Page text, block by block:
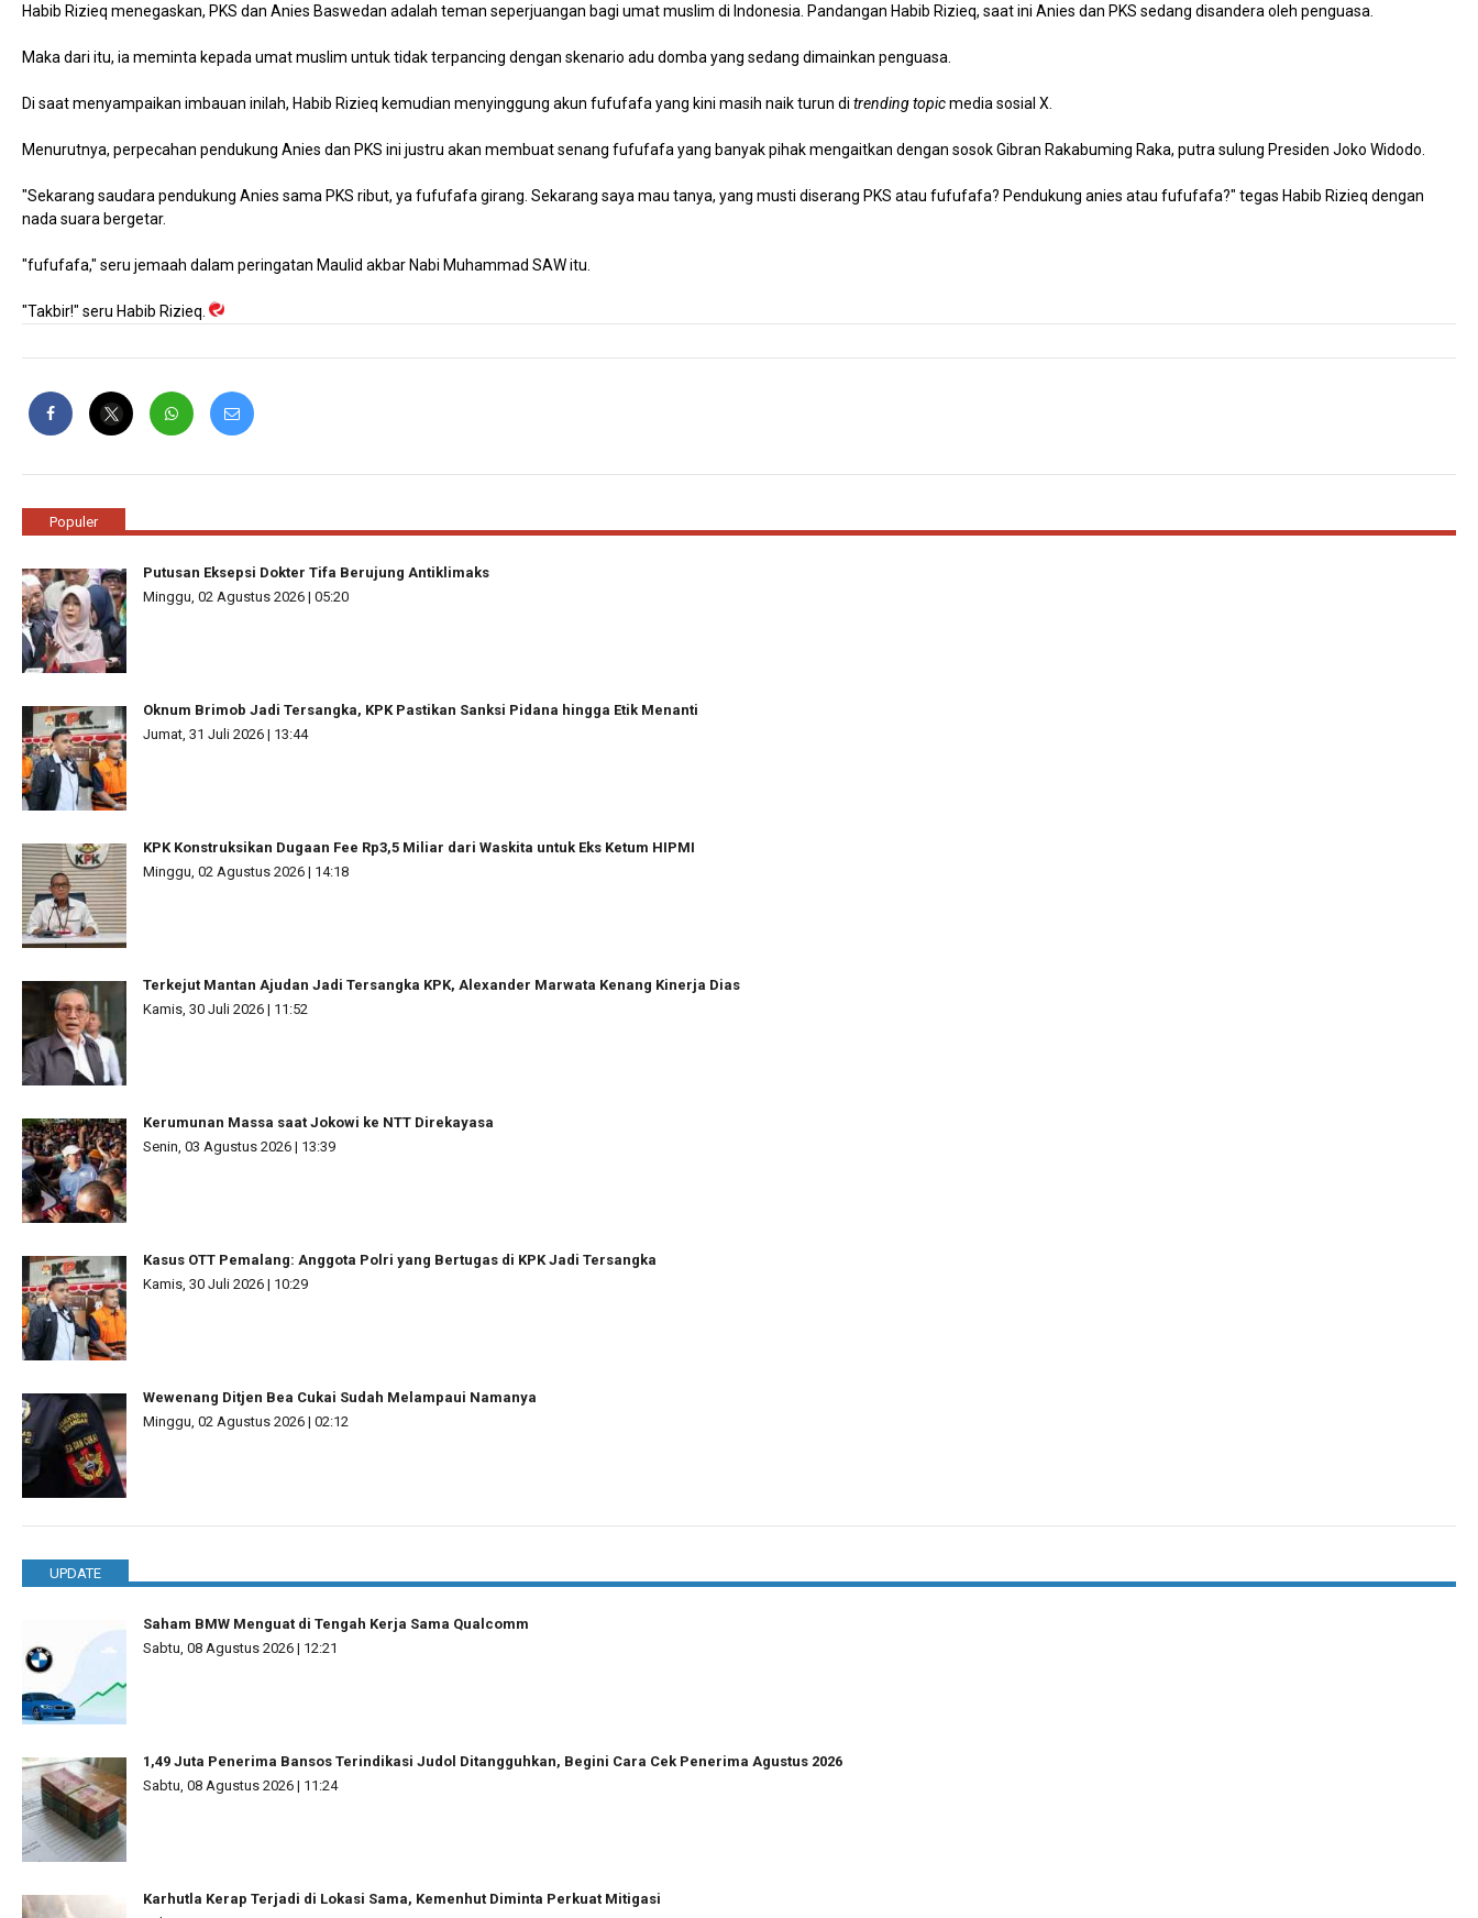
Habib Rizieq menegaskan, PKS dan Anies Baswedan adalah teman seperjuangan bagi umat muslim di Indonesia. Pandangan Habib Rizieq, saat ini Anies dan PKS sedang disandera oleh penguasa.
Maka dari itu, ia meminta kepada umat muslim untuk tidak terpancing dengan skenario adu domba yang sedang dimainkan penguasa.
Di saat menyampaikan imbauan inilah, Habib Rizieq kemudian menyinggung akun fufufafa yang kini masih naik turun di trending topicmedia sosial X.
Menurutnya, perpecahan pendukung Anies dan PKS ini justru akan membuat senang fufufafa yang banyak pihak mengaitkan dengan sosok Gibran Rakabuming Raka, putra sulung Presiden Joko Widodo.
"Sekarang saudara pendukung Anies sama PKS ribut, ya fufufafa girang. Sekarang saya mau tanya, yang musti diserang PKS atau fufufafa? Pendukung anies atau fufufafa?" tegas Habib Rizieq dengan
nada suara bergetar.
"fufufafa," seru jemaah dalam peringatan Maulid akbar Nabi Muhammad SAW itu.
"Takbir!" seru Habib Rizieq.
Populer
Putusan Eksepsi Dokter Tifa Berujung Antiklimaks
Minggu, 02 Agustus 2026 | 05:20
Oknum Brimob Jadi Tersangka, KPK Pastikan Sanksi Pidana hingga Etik Menanti
Jumat, 31 Juli 2026 | 13:44
KPK Konstruksikan Dugaan Fee Rp3,5 Miliar dari Waskita untuk Eks Ketum HIPMI
Minggu, 02 Agustus 2026 | 14:18
Terkejut Mantan Ajudan Jadi Tersangka KPK, Alexander Marwata Kenang Kinerja Dias
Kamis, 30 Juli 2026 | 11:52
Kerumunan Massa saat Jokowi ke NTT Direkayasa
Senin, 03 Agustus 2026 | 13:39
Kasus OTT Pemalang: Anggota Polri yang Bertugas di KPK Jadi Tersangka
Kamis, 30 Juli 2026 | 10:29
Wewenang Ditjen Bea Cukai Sudah Melampaui Namanya
Minggu, 02 Agustus 2026 | 02:12
UPDATE
Saham BMW Menguat di Tengah Kerja Sama Qualcomm
Sabtu, 08 Agustus 2026 | 12:21
1,49 Juta Penerima Bansos Terindikasi Judol Ditangguhkan, Begini Cara Cek Penerima Agustus 2026
Sabtu, 08 Agustus 2026 | 11:24
Karhutla Kerap Terjadi di Lokasi Sama, Kemenhut Diminta Perkuat Mitigasi